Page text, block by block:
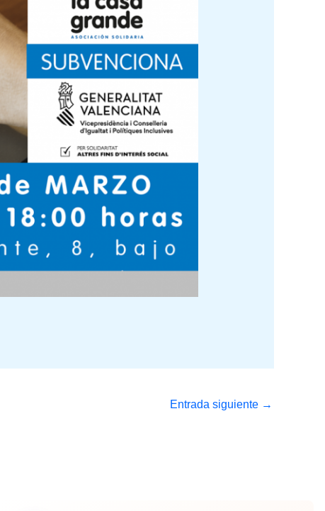
Entrada siguiente →